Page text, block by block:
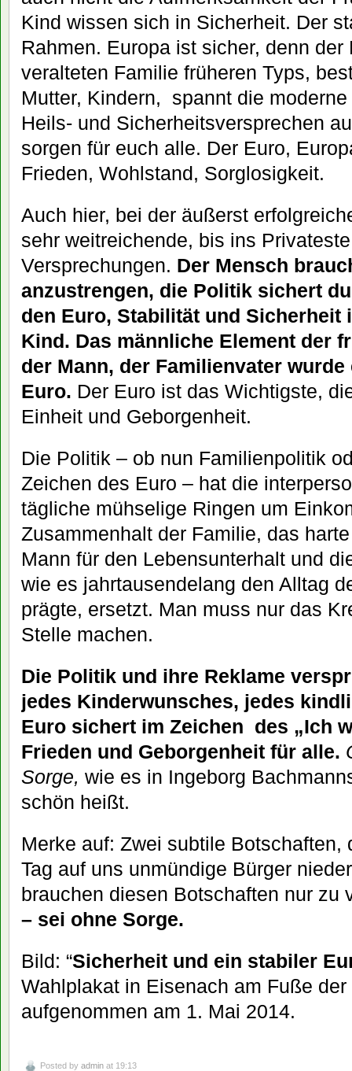
Kind wissen sich in Sicherheit. Der
Rahmen. Europa ist sicher, denn
veralteten Familie früheren Typs,
Mutter, Kindern, spannt die
Heils- und Sicherheitsversprechen
sorgen für euch alle. Der Euro,
Frieden, Wohlstand, Sorglosigkeit.
Auch hier, bei der äußerst
sehr weitreichende, bis ins
Versprechungen. Der Mensch
anzustrengen, die Politik sichert
den Euro, Stabilität und Sicherheit
Kind. Das männliche Element der
der Mann, der Familienvater
Euro. Der Euro ist das Wichtigste,
Einheit und Geborgenheit.
Die Politik – ob nun Familienpolitik
Zeichen des Euro – hat die
tägliche mühselige Ringen um
Zusammenhalt der Familie, das
Mann für den Lebensunterhalt und
wie es jahrtausendelang den Alltag
prägte, ersetzt. Man muss nur das
Stelle machen.
Die Politik und ihre Reklame
jedes Kinderwunsches, jedes
Euro sichert im Zeichen des „Ich
Frieden und Geborgenheit für alle.
Sorge, wie es in Ingeborg
schön heißt.
Merke auf: Zwei subtile Botschaften,
Tag auf uns unmündige Bürger
brauchen diesen Botschaften nur zu
– sei ohne Sorge.
Bild: “Sicherheit und ein stabiler
Wahlplakat in Eisenach am Fuße der
aufgenommen am 1. Mai 2014.
Posted by admin at 19:13